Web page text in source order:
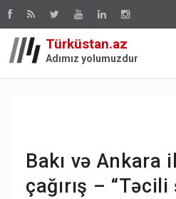
Türküstan.az
Adımız yolumuzdur
Bakı və Ankara
çağırış – “Təcili